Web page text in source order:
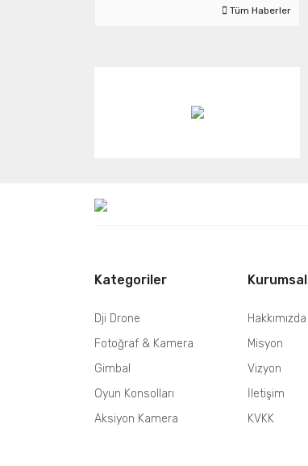
Tüm Haberler
Kategoriler
Dji Drone
Fotoğraf & Kamera
Gimbal
Oyun Konsolları
Aksiyon Kamera
Kurumsal
Hakkımızda
Misyon
Vizyon
İletişim
KVKK